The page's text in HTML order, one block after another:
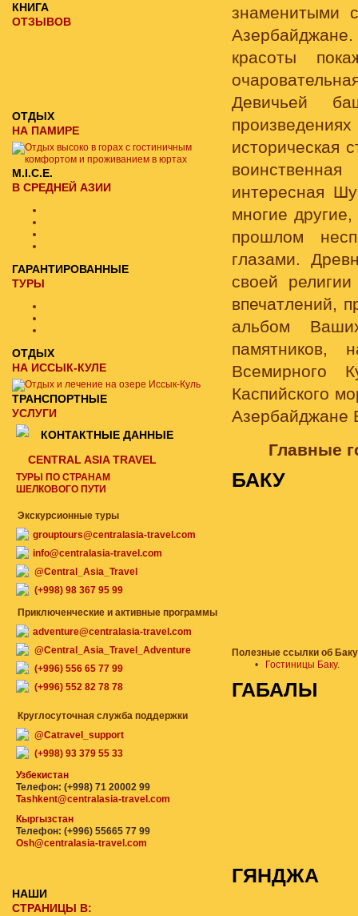
знаменитыми
красоты
Девичьей
историческая
интересная
многие
прошлом
глазами.
своей
впечатлений,
альбом
памятников,
Всемирного
Каспийского
Азербайджане
Главные
БАКУ
Полезные ссылки об
•
Гостиницы Баку.
ГАБАЛЫ
ГЯНДЖА
КНИГА
ОТЗЫВОВ
ОТДЫХ
НА ПАМИРЕ
M.I.C.E.
В СРЕДНЕЙ АЗИИ
ГАРАНТИРОВАННЫЕ
ТУРЫ
ОТДЫХ
НА ИССЫК-КУЛЕ
ТРАНСПОРТНЫЕ
УСЛУГИ
КОНТАКТНЫЕ ДАННЫЕ
CENTRAL ASIA TRAVEL
ТУРЫ ПО СТРАНАМ
ШЕЛКОВОГО ПУТИ
Экскурсионные туры
grouptours@centralasia-travel.com
info@centralasia-travel.com
@Central_Asia_Travel
(+998) 98 367 95 99
Приключенческие и активные программы
adventure@centralasia-travel.com
@Central_Asia_Travel_Adventure
(+996) 556 65 77 99
(+996) 552 82 78 78
Круглосуточная служба поддержки
@Catravel_support
(+998) 93 379 55 33
Узбекистан
Телефон: (+998) 71 20002 99
Tashkent@centralasia-travel.com
Кыргызстан
Телефон: (+996) 55665 77 99
Osh@centralasia-travel.com
НАШИ
СТРАНИЦЫ В: